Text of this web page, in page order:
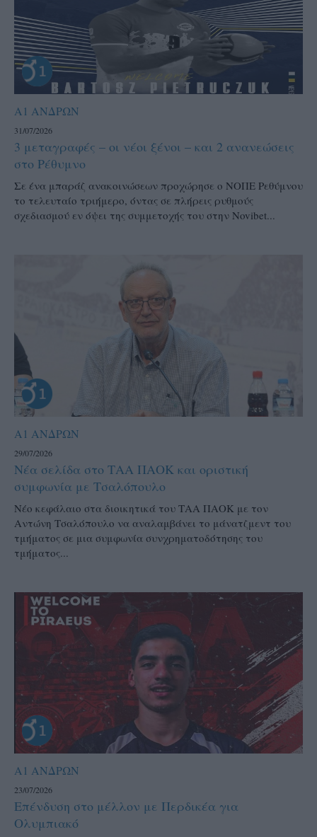
Α1 ΑΝΔΡΩΝ
31/07/2026
3 μεταγραφές – οι νέοι ξένοι – και 2 ανανεώσεις
στο Ρέθυμνο
Σε ένα μπαράζ ανακοινώσεων προχώρησε ο ΝΟΠΕ Ρεθύμνου
το τελευταίο τριήμερο, όντας σε πλήρεις ρυθμούς
σχεδιασμού εν όψει της συμμετοχής του στην Novibet...
Α1 ΑΝΔΡΩΝ
29/07/2026
Νέα σελίδα στο ΤΑΑ ΠΑΟΚ και οριστική
συμφωνία με Τσαλόπουλο
Νέο κεφάλαιο στα διοικητικά του ΤΑΑ ΠΑΟΚ με τον
Αντώνη Τσαλόπουλο να αναλαμβάνει το μάνατζμεντ του
τμήματος σε μια συμφωνία συνχρηματοδότησης του
τμήματος...
Α1 ΑΝΔΡΩΝ
23/07/2026
Επένδυση στο μέλλον με Περδικέα για
Ολυμπιακό